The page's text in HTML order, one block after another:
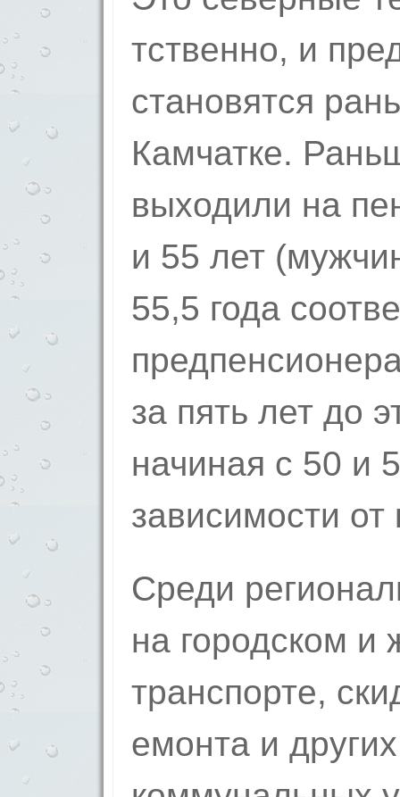
тственно, и
станов­ятся
Камчатке.
выходили на
и 55 лет
55,5 года
за пять лет до
начиная с 50 и
зависимости от
Среди
на го­родском и
транспорте,
емонта и